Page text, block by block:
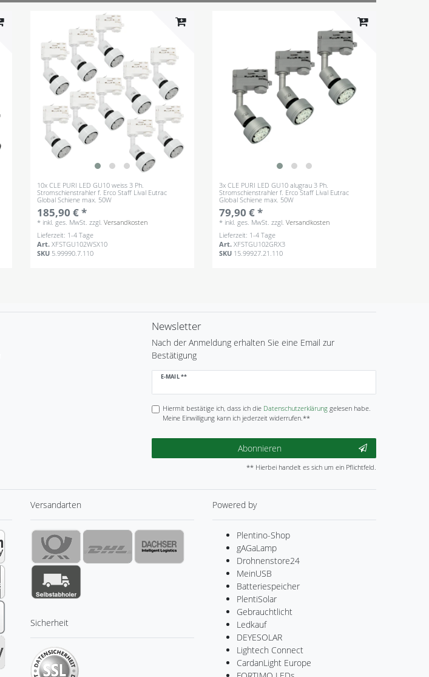
10x CLE PURI LED GU10 weiss 3 Ph.
Stromschienstrahler f. Erco Staff Lival Eutrac
Global Schiene max. 50W
185,90 € *
* inkl. ges. MwSt. zzgl.Versandkosten
Lieferzeit: 1-4 Tage
Art.XFSTGU102WSX10
SKU 5.99990.7.110
3x CLE PURI LED GU10 alugrau 3 Ph.
Stromschienstrahler f. Erco Staff Lival Eutrac
Global Schiene max. 50W
79,90 € *
* inkl. ges. MwSt. zzgl.Versandkosten
Lieferzeit: 1-4 Tage
Art.XFSTGU102GRX3
SKU 15.99927.21.110
Newsletter
Nach der Anmeldung erhalten Sie eine Email zur
Bestätigung
E-MAIL **
Newsletter
Hiermit bestätige ich, dass ich die Daten­schutz­erklärunggelesen habe.
Meine Einwilligung kann ich jederzeit widerrufen.**
Abonnieren
** Hierbei handelt es sich um ein Pflichtfeld.
Versandarten
Sicherheit
Powered by
Plentino-Shop
gAGaLamp
Drohnenstore24
MeinUSB
Batteriespeicher
PlentiSolar
Gebrauchtlicht
Ledkauf
DEYESOLAR
Lightech Connect
CardanLight Europe